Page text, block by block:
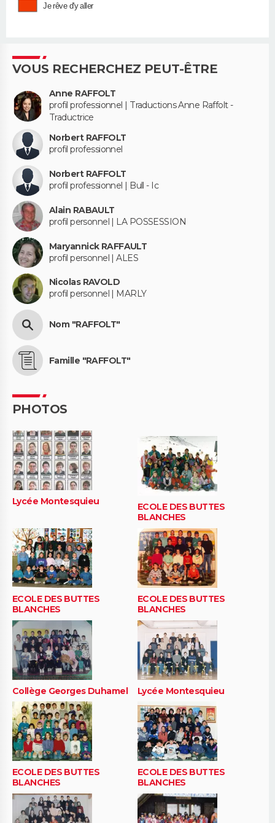
Je rêve d'y aller
VOUS RECHERCHEZ PEUT-ÊTRE
Anne RAFFOLT
profil professionnel | Traductions Anne Raffolt -
Traductrice
Norbert RAFFOLT
profil professionnel
Norbert RAFFOLT
profil professionnel | Bull - Ic
Alain RABAULT
profil personnel | LA POSSESSION
Maryannick RAFFAULT
profil personnel | ALES
Nicolas RAVOLD
profil personnel | MARLY
Nom "RAFFOLT"
Famille "RAFFOLT"
PHOTOS
Lycée Montesquieu
ECOLE DES BUTTES
BLANCHES
ECOLE DES BUTTES
BLANCHES
ECOLE DES BUTTES
BLANCHES
Collège Georges Duhamel Lycée Montesquieu
ECOLE DES BUTTES
BLANCHES
ECOLE DES BUTTES
BLANCHES